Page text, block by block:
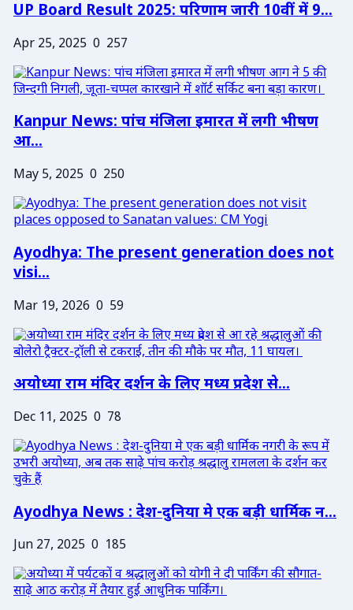
UP Board Result 2025: परिणाम जारी 10वीं में 9...
Apr 25, 2025 0 257
Kanpur News: पांच मंजिला इमारत में लगी भीषण
आ...
May 5, 2025 0 250
Ayodhya: The present generation does not
visi...
Mar 19, 2026 0 59
अयोध्या राम मंदिर दर्शन के लिए मध्य प्रदेश से...
Dec 11, 2025 0 78
Ayodhya News : देश-दुनिया मे एक बड़ी धार्मिक न...
Jun 27, 2025 0 185